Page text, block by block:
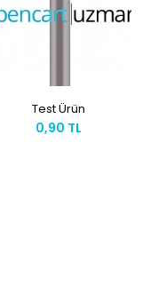
Test Ürün
0,90 TL